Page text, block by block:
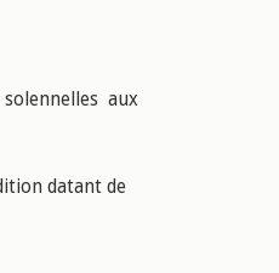
solennelles aux
datant de